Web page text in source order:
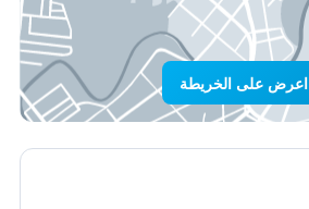
اعرض على الخريطة